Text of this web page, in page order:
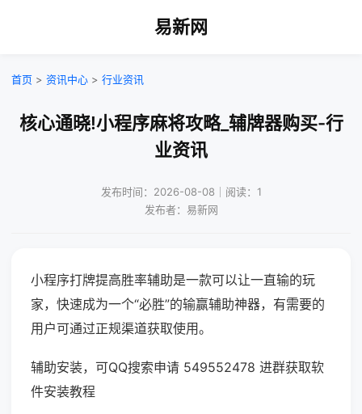
易新网
首页 > 资讯中心 > 行业资讯
核心通晓!小程序麻将攻略_辅牌器购买-行
业资讯
发布时间：2026-08-08｜阅读：1
发布者：易新网
小程序打牌提高胜率辅助是一款可以让一直输的玩
家，快速成为一个“必胜”的输赢辅助神器，有需要的
用户可通过正规渠道获取使用。
辅助安装，可QQ搜索申请 549552478 进群获取软
件安装教程